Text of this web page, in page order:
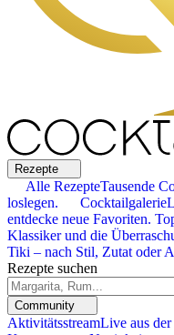
Rezepte
Alle RezepteTausende
loslegen.
Cocktailgalerie
entdecke neue Favoriten.
Klassiker und die
Tiki – nach Stil, Zutat oder
Rezepte suchen
Community
AktivitätsstreamLive aus